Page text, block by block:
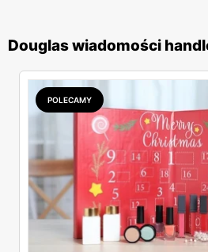
Douglas wiadomości
POLECAMY